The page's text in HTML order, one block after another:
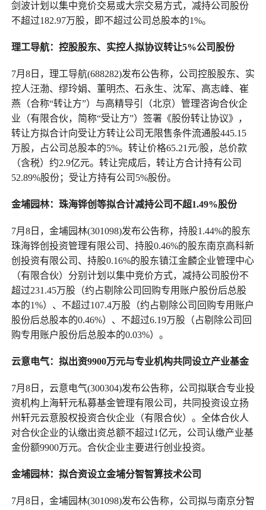
剑波计划以集中竞价交易或大宗交易方式，减持公司股份
不超过182.97万股，即不超过公司总股本的1%。
理工导航：控股股东、实控人拟协议转让5%公司股份
7月8日，理工导航(688282)发布公告称，公司控股股东、实
控人汪渤、缪玲娟、董明杰、石永生、沈军、高志峰、崔
燕（合称“转让方”）与高精导引（北京）管理咨询合伙企
业（有限合伙，简称“受让方”）签署《股份转让协议》，
转让方拟合计向受让方转让公司无限售条件流通股445.15
万股，占公司总股本的5%。转让价格65.21元/股，总价款
（含税）约2.9亿元。转让完成后，转让方合计持有公司
52.89%股份；受让方持有公司5%股份。
金埔园林：珠海铧创等拟合计减持公司不超1.49%股份
7月8日，金埔园林(301098)发布公告称，持股1.44%的股东
珠海铧创投资管理有限公司、持股0.46%的股东南京高科新
创投资有限公司、持股0.16%的股东镇江金麟企业管理中心
（有限合伙）分别计划以集中竞价方式，减持公司股份不
超过231.45万股（约占剔除公司回购专用账户股份后总股
本的1%）、不超过107.4万股（约占剔除公司回购专用账户
股份后总股本的0.46%）、不超过6.19万股（占剔除公司回
购专用账户股份后总股本的0.03%）。
云意电气：拟出资9900万元与专业机构共同设立产业基金
7月8日，云意电气(300304)发布公告称，公司拟联合专业投
资机构上海轩元私募基金管理有限公司，共同投资设立扬
州轩元云意股权投资合伙企业（有限合伙）。全体合伙人
对合伙企业的认缴出资总额不超过1亿元，公司认缴产业基
金份额9900万元。合伙企业主要进行创业投资。
金埔园林：拟合资设立金埔分智智算技术公司
7月8日，金埔园林(301098)发布公告称，公司拟与南京分智